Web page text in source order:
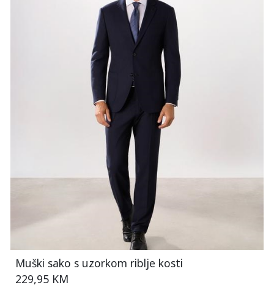
Muški sako s uzorkom riblje kosti
229,95 KM